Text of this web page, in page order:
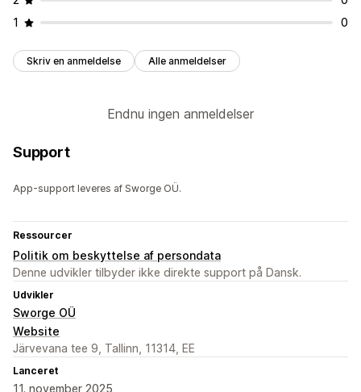
1
0
Skriv en anmeldelse Alle anmeldelser
Endnu ingen anmeldelser
Support
App-support leveres af Sworge OÜ.
Ressourcer
Politik om beskyttelse af persondata
Denne udvikler tilbyder ikke direkte support på Dansk.
Udvikler
Sworge OÜ
Website
Järvevana tee 9, Tallinn, 11314, EE
Lanceret
11. november 2025